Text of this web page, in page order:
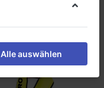
Alle auswählen